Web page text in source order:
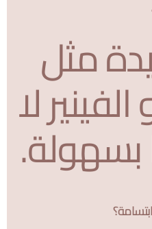
مثل
لا
بسهولة.